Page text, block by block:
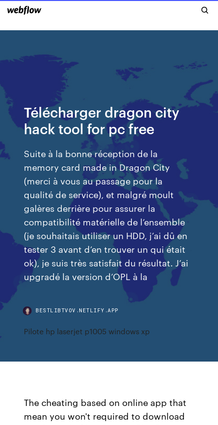
Télécharger dragon city
hack tool for pc free
Suite à la bonne réception de la
memory card made in Dragon City
(merci à vous au passage pour la
qualité de service), et malgré moult
galères derrière pour assurer la
compatibilité matérielle de l’ensemble
(je souhaitais utiliser un HDD, j’ai dû en
tester 3 avant d’en trouver un qui était
ok), je suis très satisfait du résultat. J’ai
upgradé la version d’OPL à la
BESTLIBTVOV.NETLIFY.APP
Pilote hp laserjet p1005 windows xp
The cheating based on online app that
mean you won't required to download